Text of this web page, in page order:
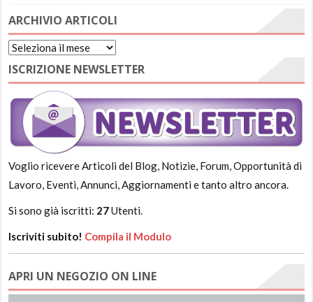
ARCHIVIO ARTICOLI
Archivio
Articoli
ISCRIZIONE NEWSLETTER
Voglio ricevere Articoli del Blog, Notizie, Forum, Opportunità di
Lavoro, Eventi, Annunci, Aggiornamenti e tanto altro ancora.
Si sono già iscritti: 27Utenti.
Iscriviti subito! Compila il Modulo
APRI UN NEGOZIO ON LINE